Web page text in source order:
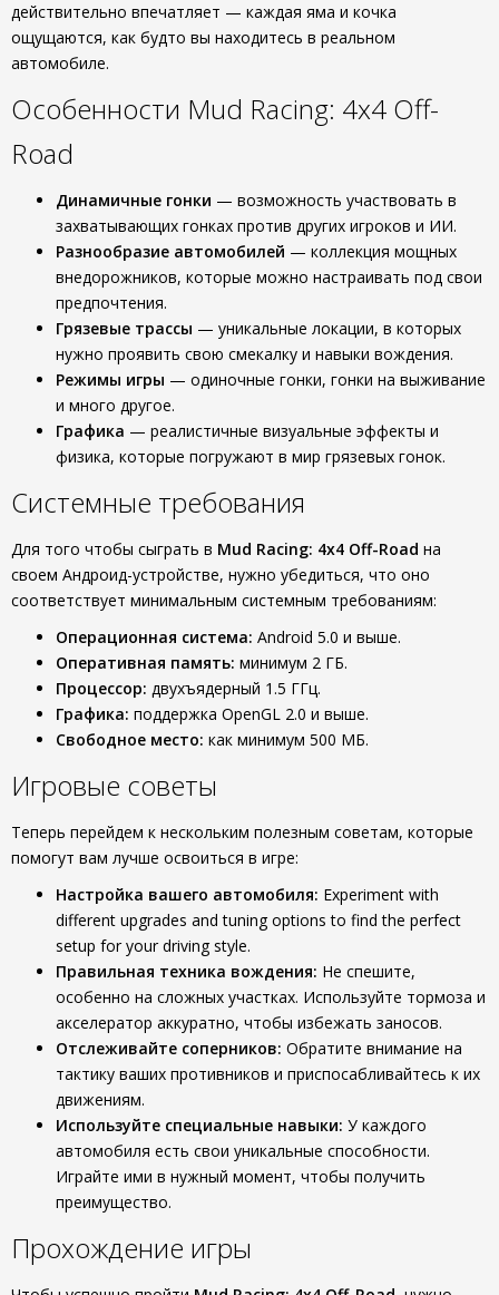
действительно впечатляет — каждая яма и кочка
ощущаются, как будто вы находитесь в реальном
автомобиле.
Особенности Mud Racing: 4х4 Off-
Road
Динамичные гонки — возможность участвовать в
захватывающих гонках против других игроков и ИИ.
Разнообразие автомобилей — коллекция мощных
внедорожников, которые можно настраивать под свои
предпочтения.
Грязевые трассы — уникальные локации, в которых
нужно проявить свою смекалку и навыки вождения.
Режимы игры — одиночные гонки, гонки на выживание
и много другое.
Графика — реалистичные визуальные эффекты и
физика, которые погружают в мир грязевых гонок.
Системные требования
Для того чтобы сыграть в Mud Racing: 4х4 Off-Road на
своем Андроид-устройстве, нужно убедиться, что оно
соответствует минимальным системным требованиям:
Операционная система: Android 5.0 и выше.
Оперативная память: минимум 2 ГБ.
Процессор: двухъядерный 1.5 ГГц.
Графика: поддержка OpenGL 2.0 и выше.
Свободное место: как минимум 500 МБ.
Игровые советы
Теперь перейдем к нескольким полезным советам, которые
помогут вам лучше освоиться в игре:
Настройка вашего автомобиля: Experiment with
different upgrades and tuning options to find the perfect
setup for your driving style.
Правильная техника вождения: Не спешите,
особенно на сложных участках. Используйте тормоза и
акселератор аккуратно, чтобы избежать заносов.
Отслеживайте соперников: Обратите внимание на
тактику ваших противников и приспосабливайтесь к их
движениям.
Используйте специальные навыки: У каждого
автомобиля есть свои уникальные способности.
Играйте ими в нужный момент, чтобы получить
преимущество.
Прохождение игры